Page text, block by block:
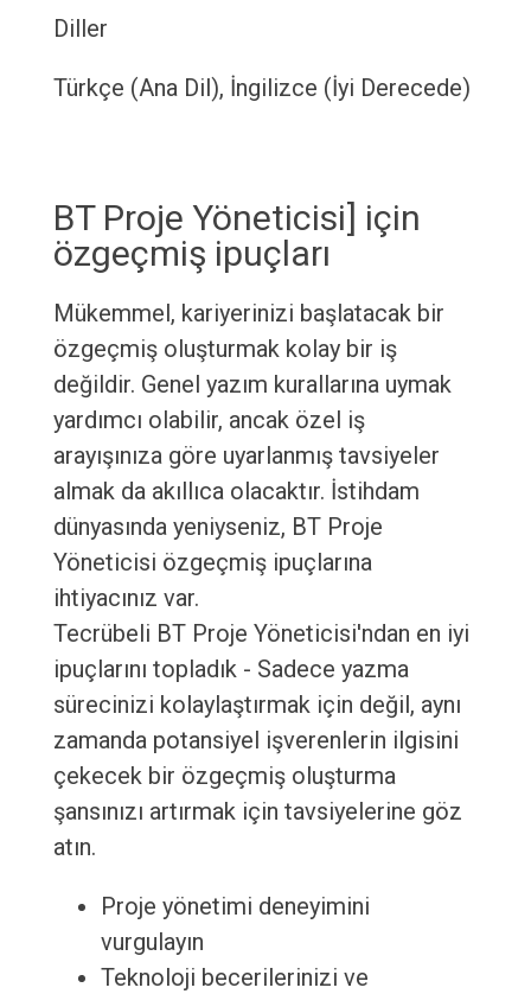
Diller
Türkçe (Ana Dil), İngilizce (İyi Derecede)
BT Proje Yöneticisi] için
özgeçmiş ipuçları
Mükemmel, kariyerinizi başlatacak bir
özgeçmiş oluşturmak kolay bir iş
değildir. Genel yazım kurallarına uymak
yardımcı olabilir, ancak özel iş
arayışınıza göre uyarlanmış tavsiyeler
almak da akıllıca olacaktır. İstihdam
dünyasında yeniyseniz, BT Proje
Yöneticisi özgeçmiş ipuçlarına
ihtiyacınız var.
Tecrübeli BT Proje Yöneticisi'ndan en iyi
ipuçlarını topladık - Sadece yazma
sürecinizi kolaylaştırmak için değil, aynı
zamanda potansiyel işverenlerin ilgisini
çekecek bir özgeçmiş oluşturma
şansınızı artırmak için tavsiyelerine göz
atın.
Proje yönetimi deneyimini
vurgulayın
Teknoloji becerilerinizi ve